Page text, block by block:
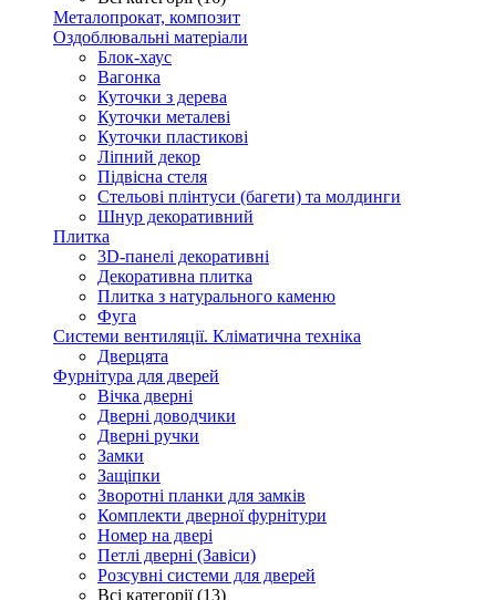
Металопрокат, композит
Оздоблювальні матеріали
Блок-хаус
Вагонка
Куточки з дерева
Куточки металеві
Куточки пластикові
Ліпний декор
Підвісна стеля
Стельові плінтуси (багети) та молдинги
Шнур декоративний
Плитка
3D-панелі декоративні
Декоративна плитка
Плитка з натурального каменю
Фуга
Системи вентиляції. Кліматична техніка
Дверцята
Фурнітура для дверей
Вічка дверні
Дверні доводчики
Дверні ручки
Замки
Защіпки
Зворотні планки для замків
Комплекти дверної фурнітури
Номер на двері
Петлі дверні (Завіси)
Розсувні системи для дверей
Всі категорії (13)